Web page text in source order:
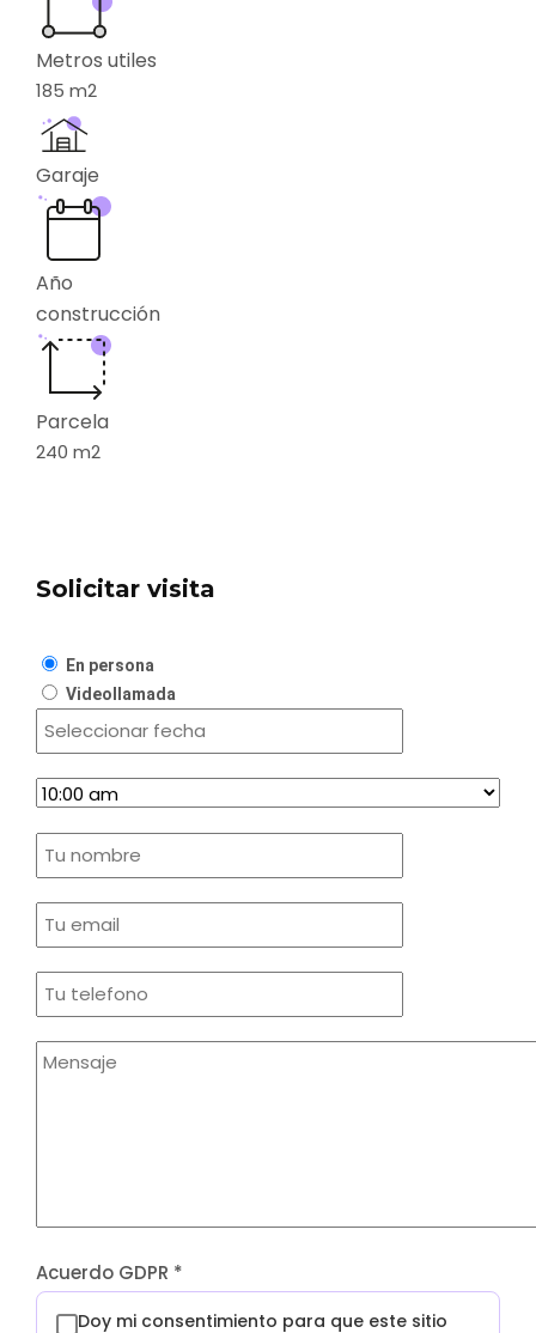
Metros utiles
185 m2
Garaje
Año
construcción
Parcela
240 m2
Solicitar visita
En persona
Videollamada
Acuerdo GDPR *
Doy mi consentimiento para que este sitio